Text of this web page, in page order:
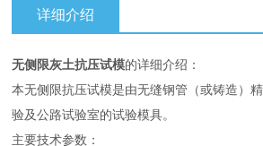
详细介绍
无侧限灰土抗压试模的详细介绍：
本无侧限抗压试模是由无缝钢管（或铸造）
验及公路试验室的试验模具。
主要技术参数：